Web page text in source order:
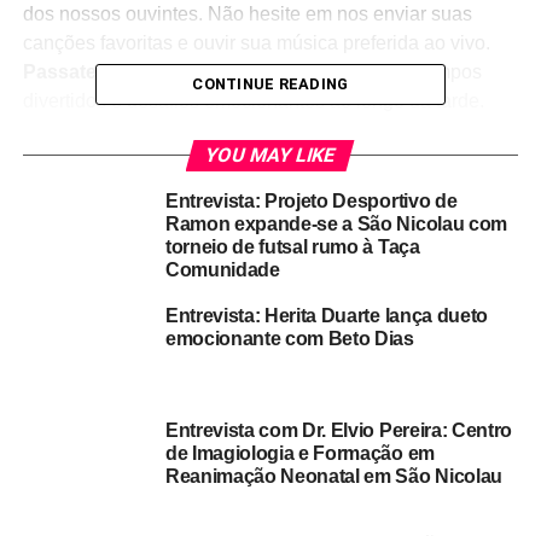
dos nossos ouvintes. Não hesite em nos enviar suas
Passatempos e Desafios: Participe de passatempos
divertidos e desafios emocionantes ao longo da tarde.
prêmios exclusivos.
oportunidade para criar memórias especiais com a Rádio
cheia de alegria, boa disposição e muita música.
DESTAQUE RADIO
CONTINUE READING
YOU MAY LIKE
Entrevista: Projeto Desportivo de
Ramon expande-se a São Nicolau com
torneio de futsal rumo à Taça
Comunidade
Entrevista: Herita Duarte lança dueto
emocionante com Beto Dias
Entrevista com Dr. Elvio Pereira: Centro
de Imagiologia e Formação em
Reanimação Neonatal em São Nicolau